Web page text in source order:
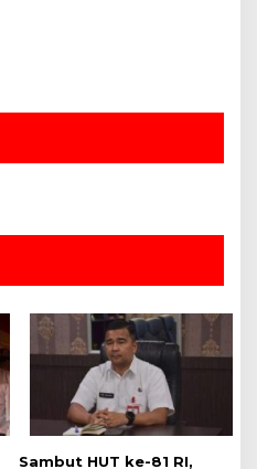
Sambut HUT ke-81 RI,